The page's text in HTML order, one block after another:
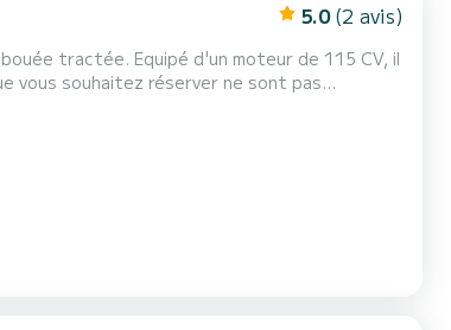
5.0 (2 avis)
tractée. Equipé d'un moteur de 115 CV, il
solutions alternatives.